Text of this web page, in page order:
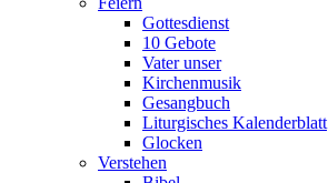
Gottesdienst
10 Gebote
Vater unser
Kirchenmusik
Gesangbuch
Liturgisches Kalenderblatt
Glocken
Verstehen